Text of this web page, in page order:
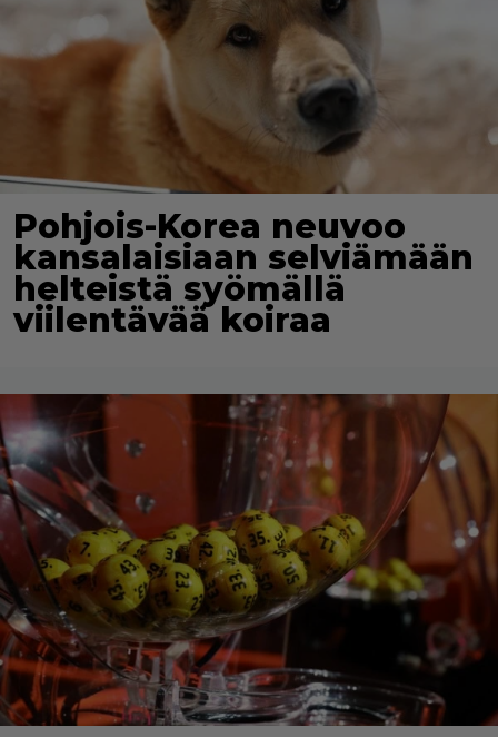
Pohjois-Korea neuvoo
kansalaisiaan selviämään
helteistä syömällä
viilentävää koiraa